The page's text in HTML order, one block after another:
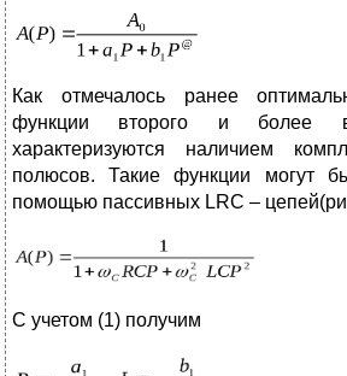
Как отмечалось ранее
функции второго и более
характеризуются наличием
полюсов. Такие функции могут
помощью пассивных LRC –
С учетом (1) получим